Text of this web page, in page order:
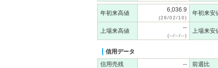
年初来高値 6,036.9
(26/02/10)
年初来安
上場来高値 --
(--/--/--)
上場来安
信用データ
信用売残
--
前週比